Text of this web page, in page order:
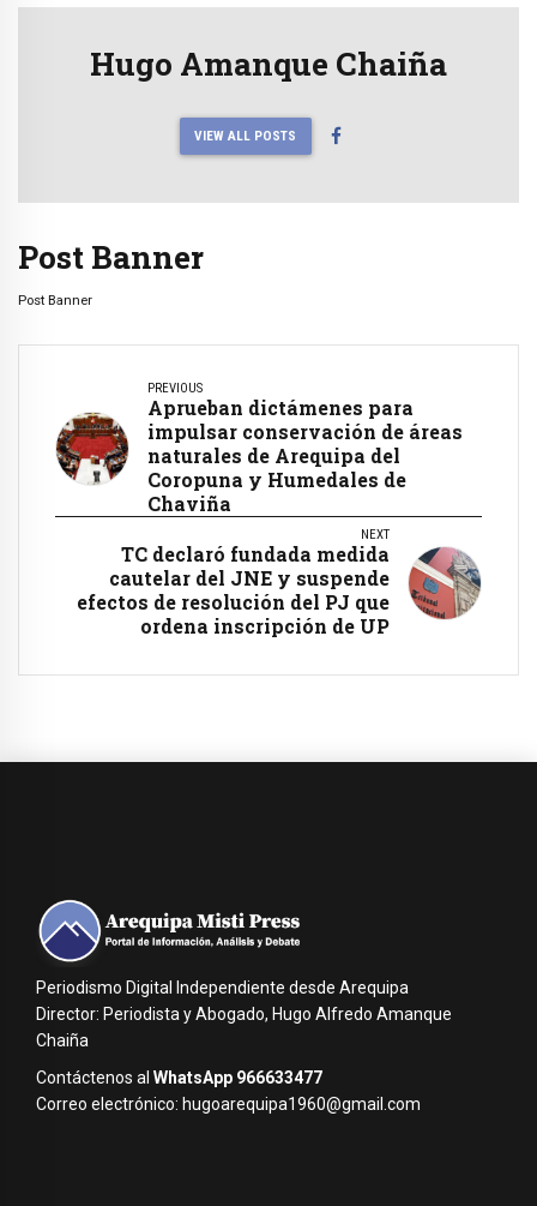
Hugo Amanque Chaiña
VIEW ALL POSTS
Post Banner
Post Banner
PREVIOUS
Aprueban dictámenes para
impulsar conservación de áreas
naturales de Arequipa del
Coropuna y Humedales de
Chaviña
NEXT
TC declaró fundada medida
cautelar del JNE y suspende
efectos de resolución del PJ que
ordena inscripción de UP
Periodismo Digital Independiente desde Arequipa
Director: Periodista y Abogado, Hugo Alfredo Amanque
Chaiña
Contáctenos al WhatsApp 966633477
Correo electrónico: hugoarequipa1960@gmail.com